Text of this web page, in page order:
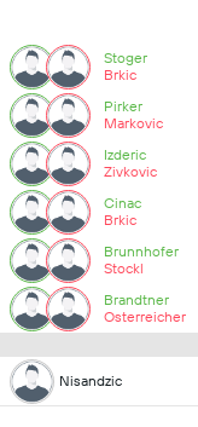
Stoger
Brkic
Pirker
Markovic
Izderic
Zivkovic
Cinac
Brkic
Brunnhofer
Stockl
Brandtner
Osterreicher
Nisandzic